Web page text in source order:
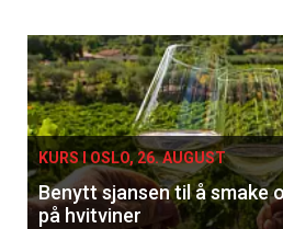
Events
single
KURS I OSLO, 26. AUGUST
Benytt sjansen til å smake
på hvitviner